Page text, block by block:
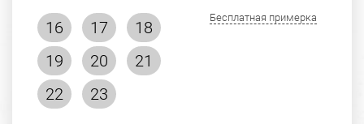
16 17
18
19
20
21
22
23
Бесплатная примерка